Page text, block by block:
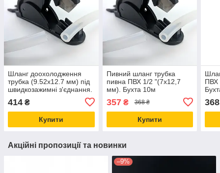
Шланг доохолодження
трубка (9.52х12.7 мм) під
швидкозажимні з'єднання.
414 ₴
Купити
Пивний шланг трубка
пивна ПВХ 1/2 "(7x12,7
мм). Бухта 10м
357₴ 368 ₴
Купити
ПВХ
368
Акційні пропозиції та новинки
–9%